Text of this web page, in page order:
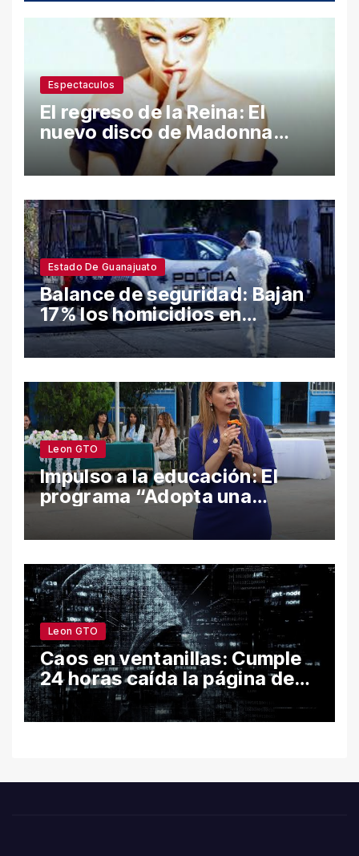
Espectaculos
El regreso de la Reina: El
nuevo disco de Madonna
desata polémica con ataques
a Sean Penn y confesiones
Estado De Guanajuato
Balance de seguridad: Bajan
17% los homicidios en
Guanajuato en el semestre;
León y Salamanca lideran
Leon GTO
Impulso a la educación: El
programa “Adopta una
Escuela” fortalece el
bienestar y la permanencia
Leon GTO
Caos en ventanillas: Cumple
24 horas caída la página de
León por hackeo y congela
trámites